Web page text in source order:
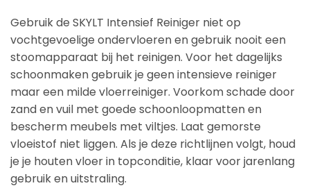
Gebruik de SKYLT Intensief Reiniger niet op
vochtgevoelige ondervloeren en gebruik nooit een
stoomapparaat bij het reinigen. Voor het dagelijks
schoonmaken gebruik je geen intensieve reiniger
maar een milde vloerreiniger. Voorkom schade door
zand en vuil met goede schoonloopmatten en
bescherm meubels met viltjes. Laat gemorste
vloeistof niet liggen. Als je deze richtlijnen volgt, houd
je je houten vloer in topconditie, klaar voor jarenlang
gebruik en uitstraling.